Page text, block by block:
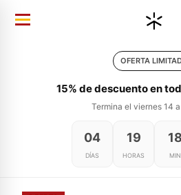
OFERTA
15% de descuento en
Termina el viernes 14
04
DÍAS
19
HORAS
18
MIN